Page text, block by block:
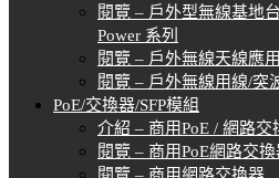
閱覽 – 戶外型無線基地
Power 系列
閱覽 – 戶外無線天線應用
閱覽 – 戶外無線用線/突
PoE/交換器/SFP模組
介紹 – 商用PoE / 網路交
閱覽 – 商用PoE網路交